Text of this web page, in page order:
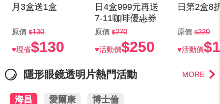
月3盒送1盒
原價 130
♥現省$130
日4盒999元再送
7-11咖啡優惠券
原價 270
♥活動價$250
日第2盒8
原價 220
♥活動價
隱形眼鏡透明片熱門活動 MORE
海昌 愛爾康 博士倫